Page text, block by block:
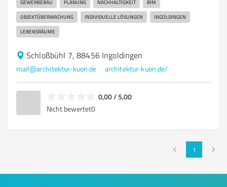
GEWERBEBAU PLANUNG NACHHALTIGKEIT BIM
OBJEKTÜBERWACHUNG INDIVIDUELLE LÖSUNGEN INGOLDINGEN
LEBENSRÄUME
Schloßbühl 7, 88456 Ingoldingen
mail@architektur-kuon.de architektur-kuon.de/
0,00 / 5,00
Nicht bewertet0
1